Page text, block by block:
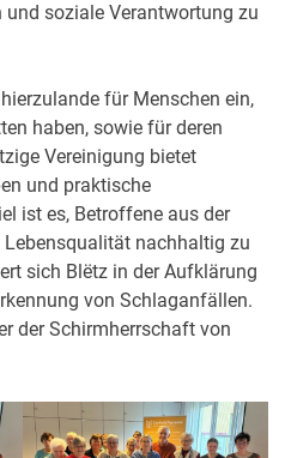
soziale Verantwortung zu
für Menschen ein,
haben, sowie für deren
Vereinigung bietet
und praktische
ist es, Betroffene aus der
nachhaltig zu
sich Blëtz in der Aufklärung
von Schlaganfällen.
der Schirmherrschaft von